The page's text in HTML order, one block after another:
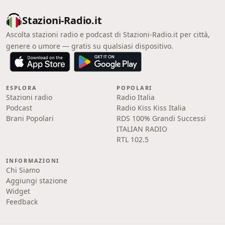
Stazioni-Radio.it
Ascolta stazioni radio e podcast di Stazioni-Radio.it per città,
genere o umore — gratis su qualsiasi dispositivo.
ESPLORA
Stazioni radio
Podcast
Brani Popolari
POPOLARI
Radio Italia
Radio Kiss Kiss Italia
RDS 100% Grandi Successi
ITALIAN RADIO
RTL 102.5
INFORMAZIONI
Chi Siamo
Aggiungi stazione
Widget
Feedback